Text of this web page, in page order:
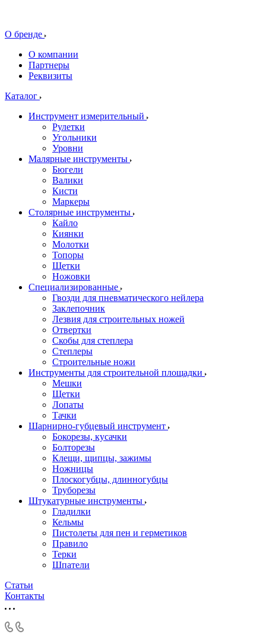
О бренде
О компании
Партнеры
Реквизиты
Каталог
Инструмент измерительный
Рулетки
Угольники
Уровни
Малярные инструменты
Бюгели
Валики
Кисти
Маркеры
Столярные инструменты
Кайло
Киянки
Молотки
Топоры
Щетки
Ножовки
Специализированные
Гвозди для пневматического нейлера
Заклепочник
Лезвия для строительных ножей
Отвертки
Скобы для степлера
Степлеры
Строительные ножи
Инструменты для строительной площадки
Мешки
Щетки
Лопаты
Тачки
Шарнирно-губцевый инструмент
Бокорезы, кусачки
Болторезы
Клещи, щипцы, зажимы
Ножницы
Плоскогубцы, длинногубцы
Труборезы
Штукатурные инструменты
Гладилки
Кельмы
Пистолеты для пен и герметиков
Правило
Терки
Шпатели
Статьи
Контакты